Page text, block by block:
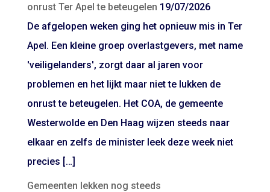
onrust Ter Apel te beteugelen 19/07/2026
De afgelopen weken ging het opnieuw mis in Ter
Apel. Een kleine groep overlastgevers, met name
'veiligelanders', zorgt daar al jaren voor
problemen en het lijkt maar niet te lukken de
onrust te beteugelen. Het COA, de gemeente
Westerwolde en Den Haag wijzen steeds naar
elkaar en zelfs de minister leek deze week niet
precies […]
Gemeenten lekken nog steeds